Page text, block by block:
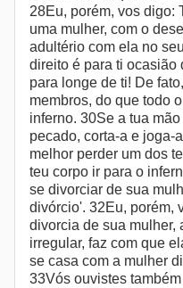
28Eu, porém, vos digo:
uma mulher, com o
adultério com ela no
direito é para ti ocasião
para longe de ti! De
membros, do que todo
inferno. 30Se a tua
pecado, corta-a e joga-
melhor perder um dos
teu corpo ir para o
se divorciar de sua
divórcio'. 32Eu, porém,
divorcia de sua mulher,
irregular, faz com que
se casa com a mulher
33Vós ouvistes